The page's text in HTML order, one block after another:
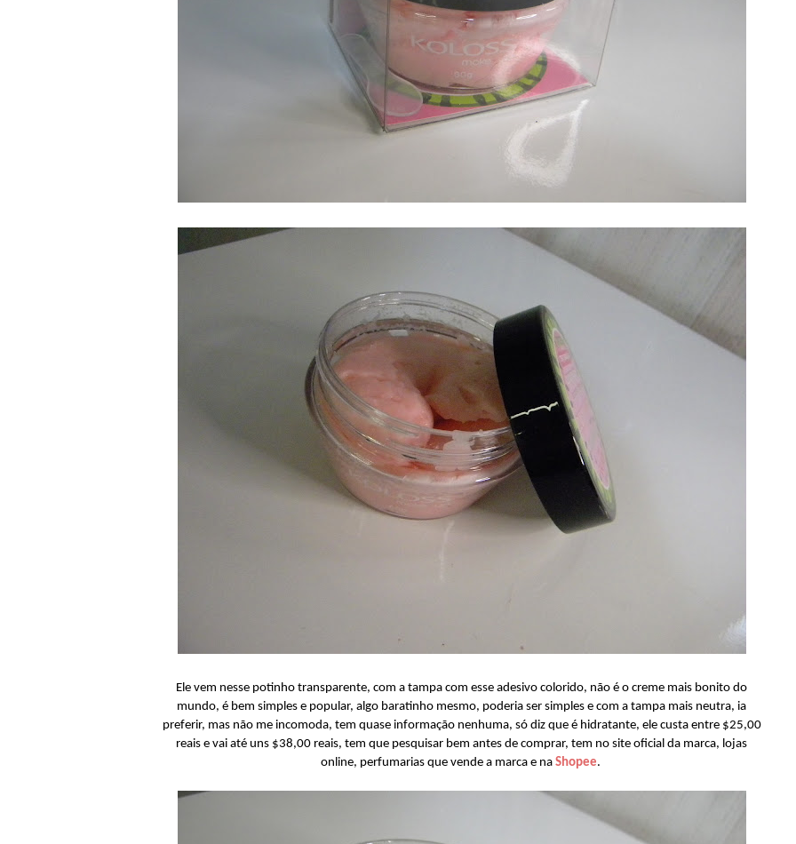
Ele vem nesse potinho transparente, com a tampa com esse adesivo colorido, não é o creme mais bonito do
mundo, é bem simples e popular, algo baratinho mesmo, poderia ser simples e com a tampa mais neutra, ia
preferir, mas não me incomoda, tem quase informação nenhuma, só diz que é hidratante, ele custa entre $25,00
reais e vai até uns $38,00 reais, tem que pesquisar bem antes de comprar, tem no site oficial da marca, lojas
online, perfumarias que vende a marca e na Shopee.